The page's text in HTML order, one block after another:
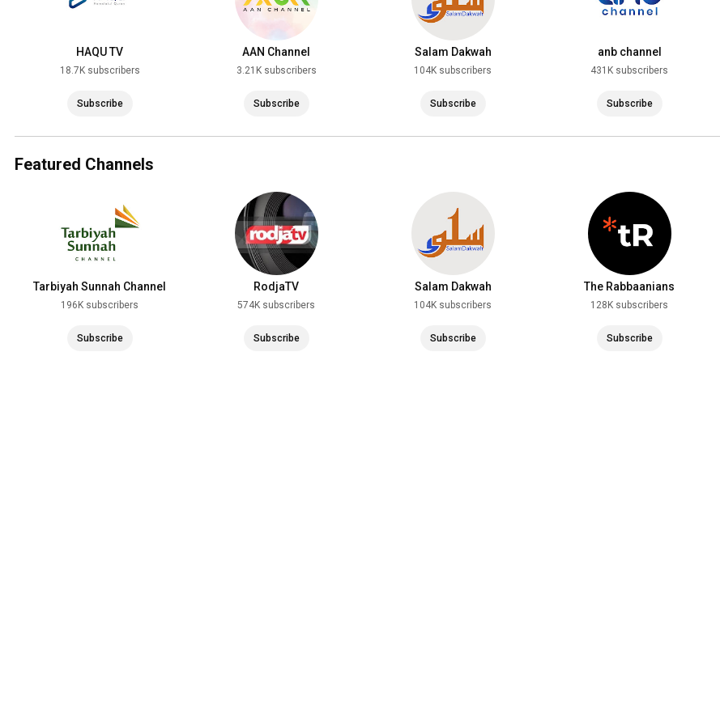
HAQU TV
18.7K subscribers
Subscribe
AAN Channel
3.21K subscribers
Subscribe
Salam Dakwah
104K subscribers
Subscribe
anb channel
431K subscribers
Subscribe
Featured Channels
Tarbiyah Sunnah Channel
196K subscribers
Subscribe
RodjaTV
574K subscribers
Subscribe
Salam Dakwah
104K subscribers
Subscribe
The Rabbaanians
128K subscribers
Subscribe